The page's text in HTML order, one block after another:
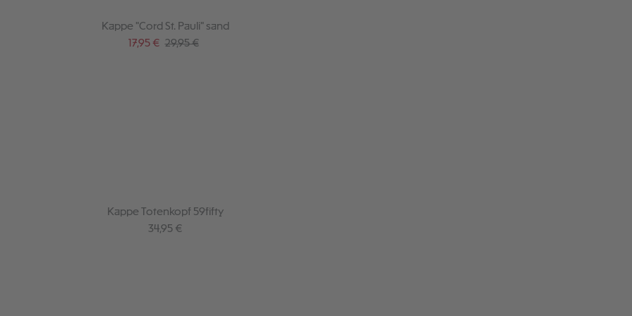
Kappe "Cord St. Pauli" sand
Verkaufspreis:
17,95 € Regulärer Preis:
29,95 €
Kappe Totenkopf 59fifty
Regulärer Preis:
34,95 €